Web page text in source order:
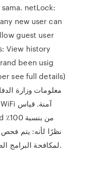
netLock:
new user can
guest user
View history
been usig
see full details)
نظرًا لأنه: يتم
لمكافحة البرامج الضارة ولم يتم اكتشاف أية فيروسات.